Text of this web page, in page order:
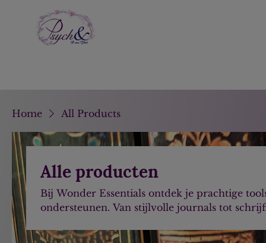
Home All Products
Alle producten
Bij Wonder Essentials ontdek je prachtige
ondersteunen. Van stijlvolle journals tot
Schrijven is een krachtig middel voor